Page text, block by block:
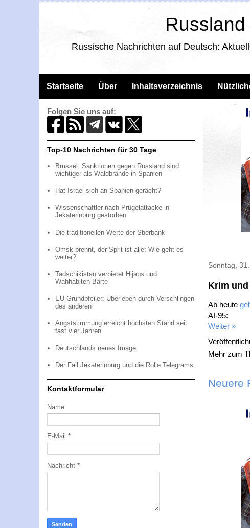
Russische Nachrichten auf Deutsch:
Startseite Über Inhaltsverzeichnis
Sonntag,
Krim
Ab heute
AI-95:
Weiter »
Mehr zum
Neuere
Folgen Sie uns auf:
Top-10 Nachrichten für 30 Tage
Brüssel: Sanktionen gegen Russland sind
wichtiger als Waldbrände in Spanien
Hat Israel sich an Spanien gerächt?
Wissenschaftler nach Prügelattacke in
Jekaterinburg gestorben
Die traditionellen Werte der Sberbank
Omsk brennt, der Sprit ist alle: Wie geht es
weiter?
Tadschikistan verbietet Hijabs und
Wahhabiten-Bärte
EU-Grundpfeiler: Überleben durch Verschlingen
des anderen
Angststimmung erreicht höchsten Stand seit
fast vier Jahren
Deutschlands neues Image
Der Fall Jekaterinburg und die Rolle Telegrams
Kontaktformular
Name
E-Mail *
Nachricht *